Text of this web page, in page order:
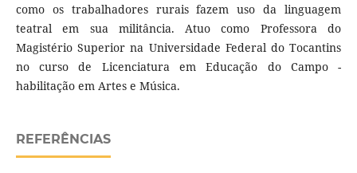
como os trabalhadores rurais fazem uso da linguagem
teatral em sua militância. Atuo como Professora do
Magistério Superior na Universidade Federal do Tocantins
no curso de Licenciatura em Educação do Campo -
habilitação em Artes e Música.
REFERÊNCIAS